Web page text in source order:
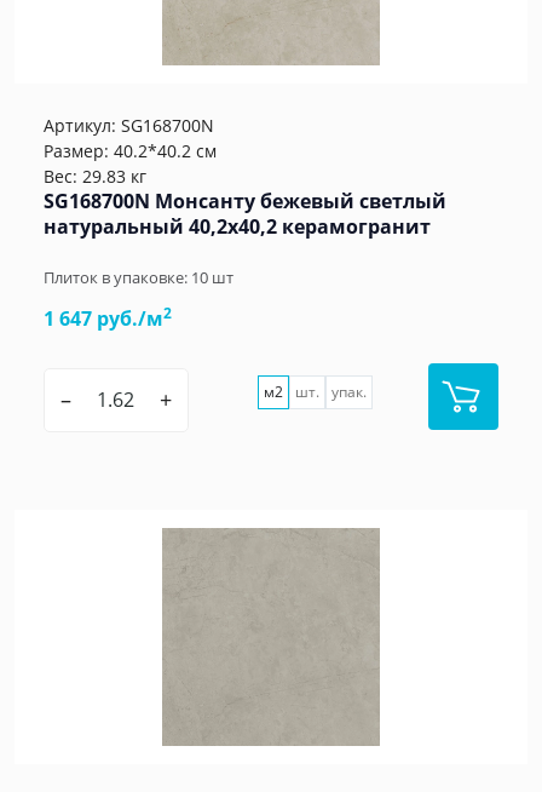
Артикул: SG168700N
Размер: 40.2*40.2 см
Вес: 29.83 кг
SG168700N Монсанту бежевый светлый
натуральный 40,2х40,2 керамогранит
Плиток в упаковке: 10 шт
1 647 руб./м2
– + м2 шт. упак.